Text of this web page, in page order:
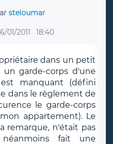
steloumar
01/2011 18:40
dans un petit
garde-corps d'une
manquant (défini
dans le règlement de
le garde-corps
appartement). Le
remarque, n'était pas
fait une